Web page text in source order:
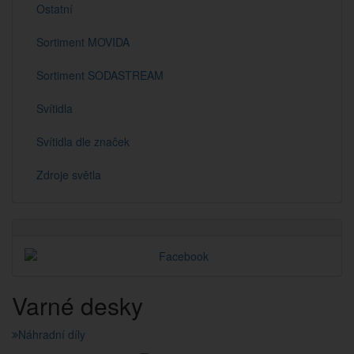
Ostatní
Sortiment MOVIDA
Sortiment SODASTREAM
Svítidla
Svítidla dle značek
Zdroje světla
Varné desky
Náhradní díly